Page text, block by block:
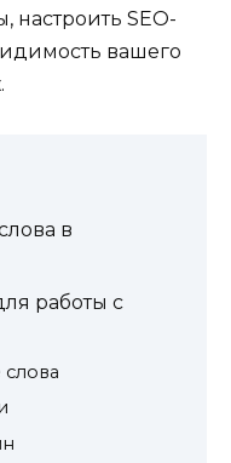
настроить SEO-
вашего
в
работы с